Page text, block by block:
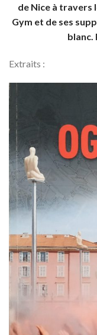
de Nice à travers
Gym et de ses
blanc.
Extraits :